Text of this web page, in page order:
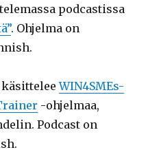
podcastissa
. Ohjelma on
käsitteleeWIN4SMEs-
-ohjelmaa,
Podcast on